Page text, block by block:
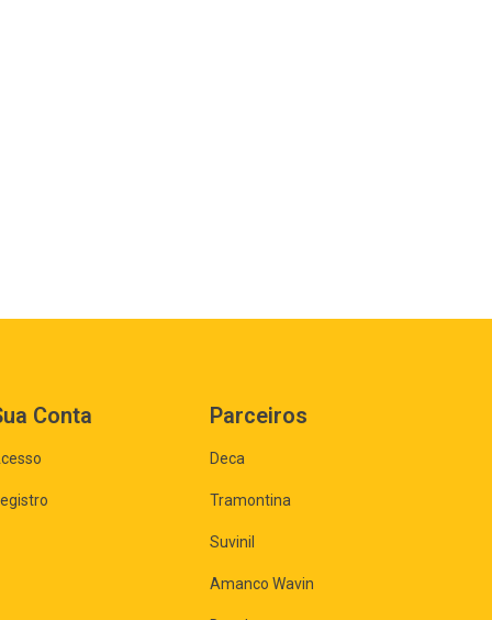
Conta Parceiros
Deca
Tramontina
Suvinil
Amanco Wavin